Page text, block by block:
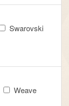
Swarovski
Weave